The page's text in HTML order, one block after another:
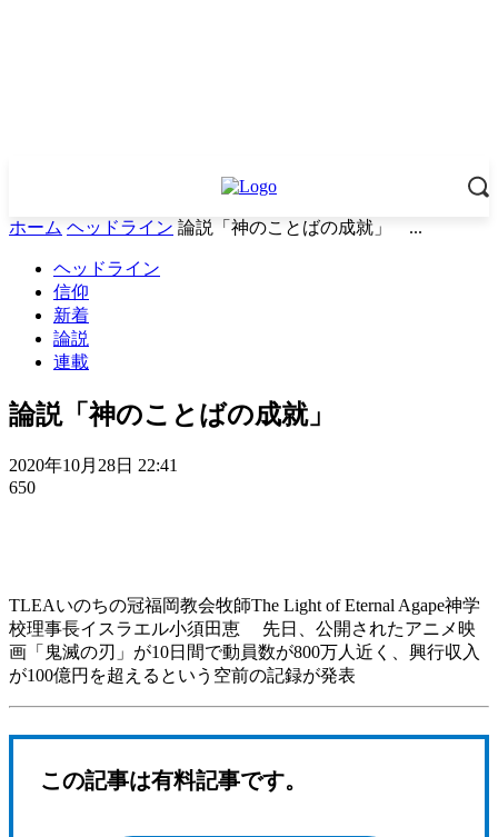
ホーム ヘッドライン 論説「神のことばの成就」 ...
ヘッドライン
信仰
新着
論説
連載
論説「神のことばの成就」
2020年10月28日 22:41
650
TLEAいのちの冠福岡教会牧師The Light of Eternal Agape神学
校理事長イスラエル小須田恵 先日、公開されたアニメ映
画「鬼滅の刃」が10日間で動員数が800万人近く、興行収入
が100億円を超えるという空前の記録が発表
この記事は有料記事です。